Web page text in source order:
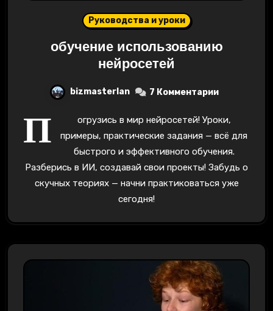
Руководства и уроки
обучение использованию
нейросетей
bizmasterlan 7 Комментарии
П
огрузись в мир нейросетей! Уроки,
примеры, практические задания — всё для
быстрого и эффективного обучения.
Разберись в ИИ, создавай свои проекты! Забудь о
скучных теориях — начни практиковаться уже
сегодня!